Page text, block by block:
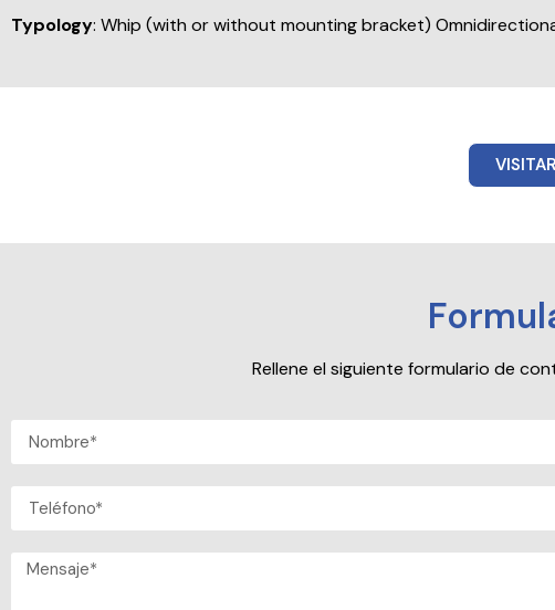
Typology: Whip (with or without mounting bracket)
Rellene el siguiente formulario de